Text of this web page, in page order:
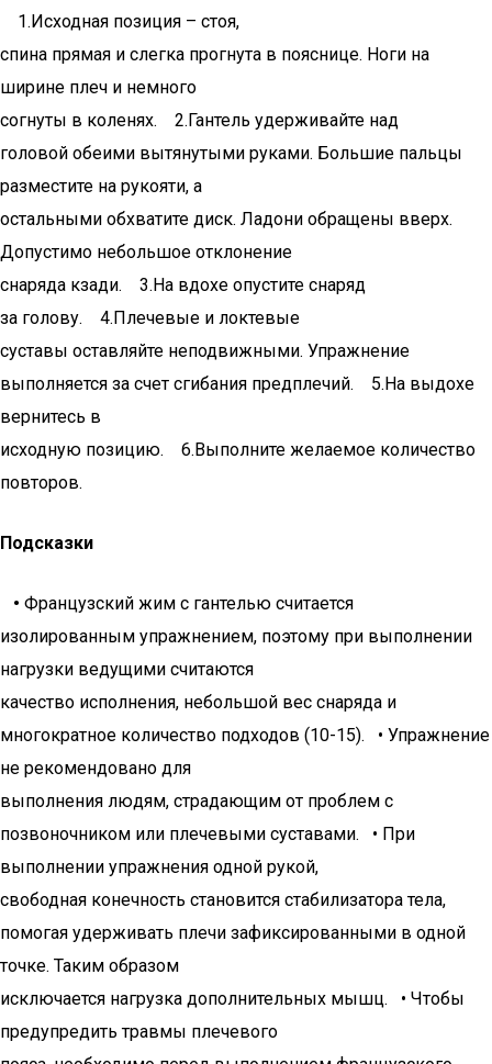
1.Исходная позиция – стоя,
спина прямая и слегка прогнута в пояснице. Ноги на
ширине плеч и немного
согнуты в коленях. 2.Гантель удерживайте над
головой обеими вытянутыми руками. Большие пальцы
разместите на рукояти, а
остальными обхватите диск. Ладони обращены вверх.
Допустимо небольшое отклонение
снаряда кзади. 3.На вдохе опустите снаряд
за голову. 4.Плечевые и локтевые
суставы оставляйте неподвижными. Упражнение
выполняется за счет сгибания предплечий. 5.На выдохе
вернитесь в
исходную позицию. 6.Выполните желаемое количество
повторов.
Подсказки
• Французский жим с гантелью считается
изолированным упражнением, поэтому при выполнении
нагрузки ведущими считаются
качество исполнения, небольшой вес снаряда и
многократное количество подходов (10-15). • Упражнение
не рекомендовано для
выполнения людям, страдающим от проблем с
позвоночником или плечевыми суставами. • При
выполнении упражнения одной рукой,
свободная конечность становится стабилизатора тела,
помогая удерживать плечи зафиксированными в одной
точке. Таким образом
исключается нагрузка дополнительных мышц. • Чтобы
предупредить травмы плечевого